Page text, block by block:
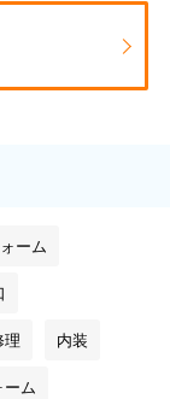
ーム
内装
ム